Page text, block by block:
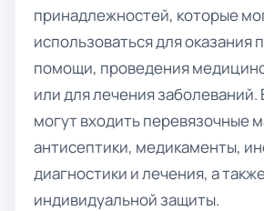
принадлежностей, которые
использоваться для оказания
помощи, проведения
или для лечения заболеваний.
могут входить перевязочные
антисептики, медикаменты,
диагностики и лечения, а
индивидуальной защиты.